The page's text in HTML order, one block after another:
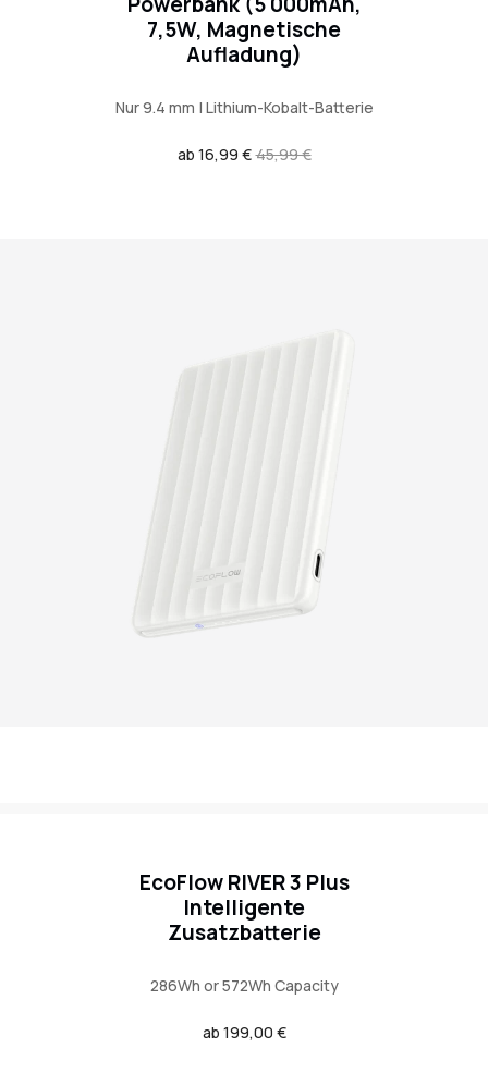
7,5W, Magnetische
Aufladung)
Nur 9.4 mm | Lithium-Kobalt-Batterie
Verkaufspreis
ab 16,99 € Regulärer
45,99 €
EcoFlow RIVER 3 Plus
Intelligente
Zusatzbatterie
286Wh or 572Wh Capacity
Regulärer
ab 199,00 €